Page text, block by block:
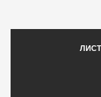
ЛИСТ